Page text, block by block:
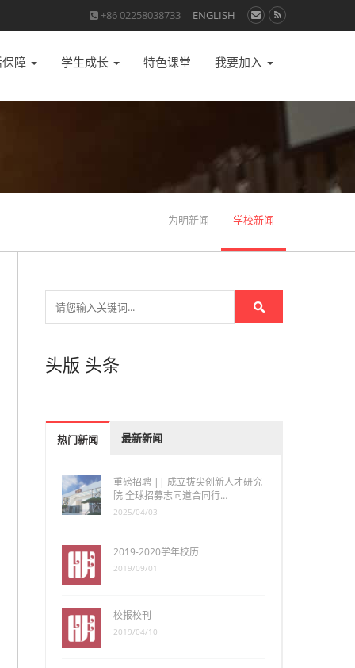
+86 02258038733 ENGLISH
障 学生成长 特色课堂 我要加入
为明新闻 学校新闻
头版 头条
热门新闻 最新新闻
重磅招聘 || 成立拔尖创新人才研究
院 全球招募志同道合同行…
2025/04/03
2019-2020学年校历
2019/09/01
校报校刊
2019/04/10